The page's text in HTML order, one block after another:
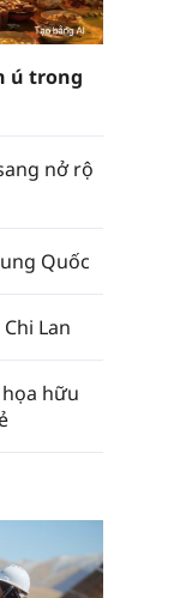
ú trong
nở rộ
Quốc
Lan
hữu